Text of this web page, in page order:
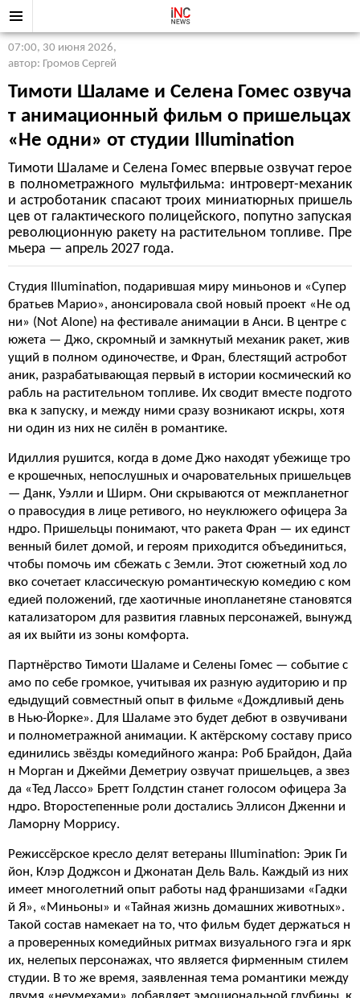
07:00, 30 июня 2026,
автор: Громов Сергей
Тимоти Шаламе и Селена Гомес озвуча
т анимационный фильм о пришельцах
«Не одни» от студии Illumination
Тимоти Шаламе и Селена Гомес впервые озвучат герое
в полнометражного мультфильма: интроверт-механик
и астроботаник спасают троих миниатюрных пришель
цев от галактического полицейского, попутно запуская
революционную ракету на растительном топливе. Пре
мьера — апрель 2027 года.
Студия Illumination, подарившая миру миньонов и «Супер
братьев Марио», анонсировала свой новый проект «Не од
ни» (Not Alone) на фестивале анимации в Анси. В центре с
южета — Джо, скромный и замкнутый механик ракет, жив
ущий в полном одиночестве, и Фран, блестящий астробот
аник, разрабатывающая первый в истории космический ко
рабль на растительном топливе. Их сводит вместе подгото
вка к запуску, и между ними сразу возникают искры, хотя
ни один из них не силён в романтике.
Идиллия рушится, когда в доме Джо находят убежище тро
е крошечных, непослушных и очаровательных пришельцев
— Данк, Уэлли и Ширм. Они скрываются от межпланетног
о правосудия в лице ретивого, но неуклюжего офицера За
ндро. Пришельцы понимают, что ракета Фран — их единст
венный билет домой, и героям приходится объединиться,
чтобы помочь им сбежать с Земли. Этот сюжетный ход ло
вко сочетает классическую романтическую комедию с ком
едией положений, где хаотичные инопланетяне становятся
катализатором для развития главных персонажей, вынужд
ая их выйти из зоны комфорта.
Партнёрство Тимоти Шаламе и Селены Гомес — событие с
амо по себе громкое, учитывая их разную аудиторию и пр
едыдущий совместный опыт в фильме «Дождливый день
в Нью-Йорке». Для Шаламе это будет дебют в озвучивани
и полнометражной анимации. К актёрскому составу присо
единились звёзды комедийного жанра: Роб Брайдон, Дайа
н Морган и Джейми Деметриу озвучат пришельцев, а звез
да «Тед Лассо» Бретт Голдстин станет голосом офицера За
ндро. Второстепенные роли достались Эллисон Дженни и
Ламорну Моррису.
Режиссёрское кресло делят ветераны Illumination: Эрик Ги
йон, Клэр Доджсон и Джонатан Дель Валь. Каждый из них
имеет многолетний опыт работы над франшизами «Гадки
й Я», «Миньоны» и «Тайная жизнь домашних животных».
Такой состав намекает на то, что фильм будет держаться н
а проверенных комедийных ритмах визуального гэга и ярк
их, нелепых персонажах, что является фирменным стилем
студии. В то же время, заявленная тема романтики между